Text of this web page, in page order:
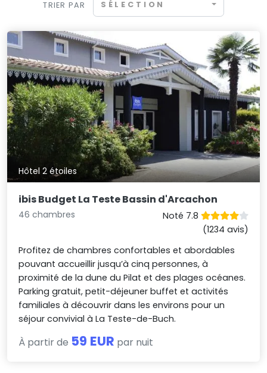
TRIER PAR SÉLECTION
Hôtel 2 étoiles
ibis Budget La Teste Bassin d'Arcachon
46 chambres
Noté 7.8
(1234 avis)
Profitez de chambres confortables et abordables
pouvant accueillir jusqu’à cinq personnes, à
proximité de la dune du Pilat et des plages océanes.
Parking gratuit, petit-déjeuner buffet et activités
familiales à découvrir dans les environs pour un
séjour convivial à La Teste-de-Buch.
À partir de 59 EUR par nuit